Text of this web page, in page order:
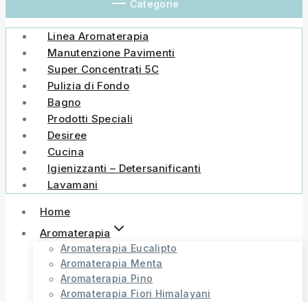
Categorie
Linea Aromaterapia
Manutenzione Pavimenti
Super Concentrati 5C
Pulizia di Fondo
Bagno
Prodotti Speciali
Desiree
Cucina
Igienizzanti – Detersanificanti
Lavamani
Home
Aromaterapia
Aromaterapia Eucalipto
Aromaterapia Menta
Aromaterapia Pino
Aromaterapia Fiori Himalayani